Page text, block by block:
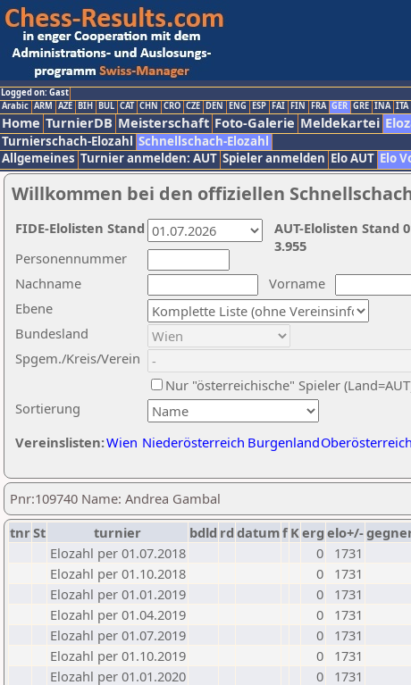
Logged on: Gast
Arabic ARM AZE BIH BUL CAT CHN CRO CZE DEN ENG ESP FAI FIN FRA GER GRE INA ITA
Home TurnierDB Meisterschaft Foto-Galerie Meldekartei
Turnierschach-Elozahl Schnellschach-Elozahl
Allgemeines Turnier anmelden: AUT Spieler anmelden Elo AUT Elo
Willkommen bei den offiziellen
Nachname
Vorname
Ebene
Sortierung
Personennummer
Bundesland
Spgem./Kreis/Verein
Nur "österreichische" Spieler
Vereinslisten:Wien Niederösterreich BurgenlandOberösterreich
AUT-Elolisten Stand
3.955
FIDE-Elolisten Stand
Pnr:109740 Name: Andrea Gambal
tnrSt turnier bdld rd datumf Kerg elo+/-
Elozahl per 01.07.2018
0
1731
Elozahl per 01.10.2018
0
1731
Elozahl per 01.01.2019
0
1731
Elozahl per 01.04.2019
0
1731
Elozahl per 01.07.2019
0
1731
Elozahl per 01.10.2019
0
1731
Elozahl per 01.01.2020
0
1731